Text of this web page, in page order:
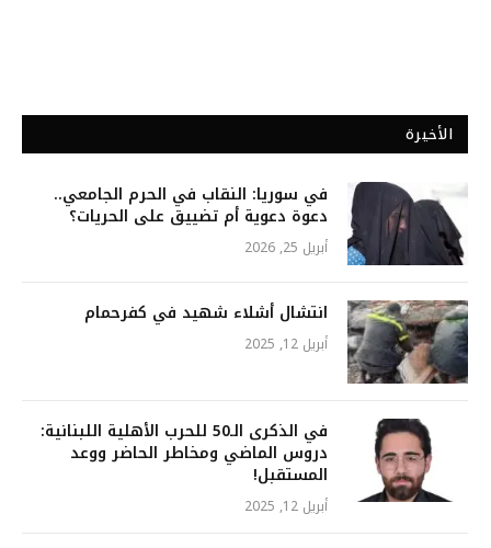
الأخيرة
في سوريا: النقاب في الحرم الجامعي..
دعوة دعوية أم تضييق على الحريات؟
أبريل 25, 2026
انتشال أشلاء شهيد في كفرحمام
أبريل 12, 2025
في الذكرى الـ50 للحرب الأهلية اللبنانية:
دروس الماضي ومخاطر الحاضر ووعد
المستقبل!
أبريل 12, 2025